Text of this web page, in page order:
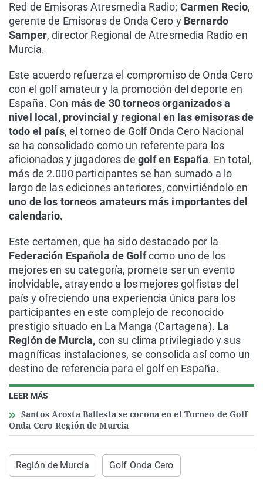
LEER MÁS
Santos Acosta Ballesta se corona en el Torneo de Golf
Onda Cero Región de Murcia
Red de Emisoras Atresmedia Radio; Carmen Recio,
gerente de Emisoras de Onda Cero y Bernardo
Samper, director Regional de Atresmedia Radio en
Murcia.
Este acuerdo refuerza el compromiso de Onda Cero
con el golf amateur y la promoción del deporte en
España. Con más de 30 torneos organizados a
nivel local, provincial y regional en las emisoras de
todo el país, el torneo de Golf Onda Cero Nacional
se ha consolidado como un referente para los
aficionados y jugadores de golf en España. En total,
más de 2.000 participantes se han sumado a lo
largo de las ediciones anteriores, convirtiéndolo en
uno de los torneos amateurs más importantes del
calendario.
Este certamen, que ha sido destacado por la
Federación Española de Golfcomo uno de los
mejores en su categoría, promete ser un evento
inolvidable, atrayendo a los mejores golfistas del
país y ofreciendo una experiencia única para los
participantes en este complejo de reconocido
prestigio situado en La Manga (Cartagena). La
Región de Murcia, con su clima privilegiado y sus
magníficas instalaciones, se consolida así como un
destino de referencia para el golf en España.
Región de Murcia Golf Onda Cero